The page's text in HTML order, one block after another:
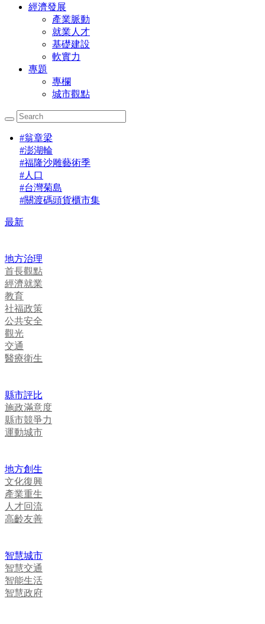
經濟發展
產業脈動
就業人才
基礎建設
軟實力
專題
專欄
城市觀點
#翁章梁
#澎湖輪
#福隆沙雕藝術季
#人口
#台灣菊島
#關渡碼頭貨櫃市集
最新
地方治理
首長觀點
經濟就業
教育
社福政策
公共安全
觀光
交通
醫療衛生
縣市評比
施政滿意度
縣市競爭力
運動城市
地方創生
文化復興
產業重生
人才回流
高齡友善
智慧城市
智慧交通
智能生活
智慧政府